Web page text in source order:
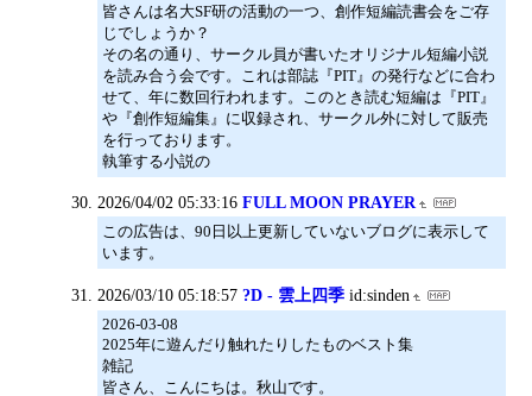
皆さんは名大SF研の活動の一つ、創作短編読書会をご存
じでしょうか？
その名の通り、サークル員が書いたオリジナル短編小説
を読み合う会です。これは部誌『PIT』の発行などに合わ
せて、年に数回行われます。このとき読む短編は『PIT』
や『創作短編集』に収録され、サークル外に対して販売
を行っております。
執筆する小説の
2026/04/02 05:33:16 FULL MOON PRAYER
この広告は、90日以上更新していないブログに表示して
います。
2026/03/10 05:18:57 ?D - 雲上四季 id:sinden
2026-03-08
2025年に遊んだり触れたりしたものベスト集
雑記
皆さん、こんにちは。秋山です。